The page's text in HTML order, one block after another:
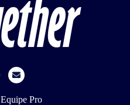
Equipe Pro